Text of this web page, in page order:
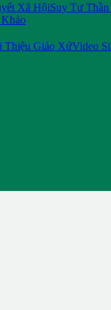
Xã HộiSuy Tư
Thiệu Giáo XứVideo